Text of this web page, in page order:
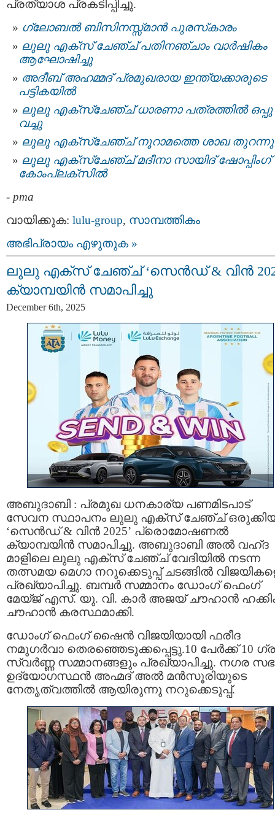
പ്രത്യാശ പ്രകടിപ്പിച്ചു.
ഗ്ലോബല്‍ ബിസിനസ്സ്മാന്‍ പുരസ്‌കാരം
ലുലു എക്സ് ചേഞ്ച് പതിനഞ്ചാം വാർഷികം
ആഘോഷിച്ചു
അദീബ് അഹമ്മദ് പ്രമുഖരായ ഇന്ത്യക്കാരുടെ
പട്ടികയില്‍
ലുലു എക്സ്ചേഞ്ച് ധാരണാ പത്രത്തില്‍ ഒപ്പു
വച്ചു
ലുലു എക്സ്ചേഞ്ച് നൂറാമത്തെ ശാഖ തുറന്നു
ലുലു എക്സ്ചേഞ്ച് മദീനാ സായിദ്‌ ഷോപ്പിംഗ്
കോംപ്ലക്സില്‍
- pma
വായിക്കുക: lulu-group, സാമ്പത്തികം
അഭിപ്രായം എഴുതുക »
ലുലു എക്സ് ചേഞ്ച് ‘സെൻഡ് & വിൻ
ക്യാമ്പയിന്‍ സമാപിച്ചു
December 6th, 2025
അബുദാബി : പ്രമുഖ ധനകാര്യ പണമിടപാട്
സേവന സ്ഥാപനം ലുലു എക്സ് ചേഞ്ച്
‘സെൻഡ് & വിൻ 2025’ പ്രൊമോഷണൽ
ക്യാമ്പയിൻ സമാപിച്ചു. അബുദാബി അൽ വഹ്ദ
മാളിലെ ലുലു എക്സ് ചേഞ്ച് വേദിയിൽ നടന്ന
തത്സമയ മെഗാ നറുക്കെടുപ്പ് ചടങ്ങിൽ
പ്രഖ്യാപിച്ചു. ബമ്പർ സമ്മാനം ഡോംഗ് ഫെംഗ്
മേയ്ജ് എസ്‌. യു. വി. കാർ അജയ് ചൗഹാൻ
ചൗഹാൻ കരസ്ഥമാക്കി.
ഡോംഗ് ഫെംഗ് ഷൈൻ വിജയിയായി ഫരീദ
നമുഗർവാ തെരഞ്ഞെടുക്കപ്പെട്ടു.10 പേർക്ക് 10
സ്വർണ്ണ സമ്മാനങ്ങളും പ്രഖ്യാപിച്ചു. നഗര
ഉദ്യോഗസ്ഥൻ അഹ്മദ് അൽ മൻസൂരിയുടെ
നേതൃത്വത്തിൽ ആയിരുന്നു നറുക്കെടുപ്പ്.